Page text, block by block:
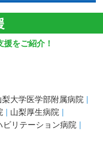
をご紹介！
梨大学医学部附属病院
山梨厚生病院
ビリテーション病院